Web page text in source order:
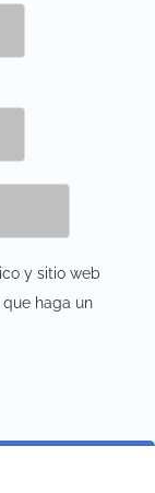
y sitio web
haga un